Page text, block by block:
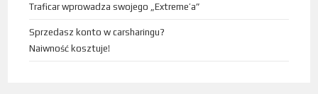
Traficar wprowadza swojego „Extreme’a”
Sprzedasz konto w carsharingu?
Naiwność kosztuje!